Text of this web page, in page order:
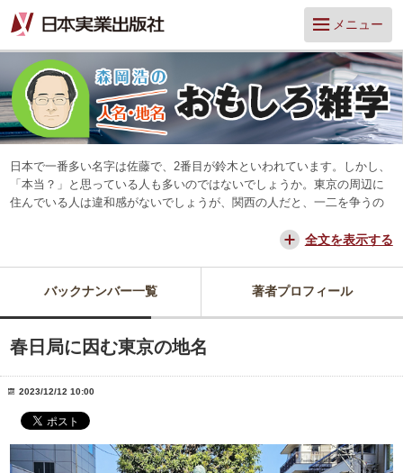
メニュー
日本で一番多い名字は佐藤で、2番目が鈴木といわれています。しかし、
「本当？」と思っている人も多いのではないでしょうか。東京の周辺に
住んでいる人は違和感がないでしょうが、関西の人だと、一二を争うの
交通が便利になって、東京からだと、離島や山中を除いてほとんどの所
思っています。
全文を表示する
バックナンバー一覧 著者プロフィール
春日局に因む東京の地名
2023/12/12 10:00